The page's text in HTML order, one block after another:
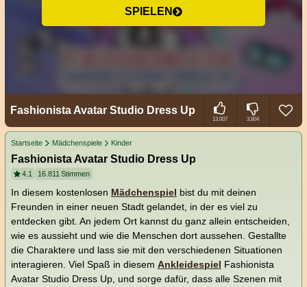
SPIELEN
Fashionista Avatar Studio Dress Up
13.007 3.804
Startseite Mädchenspiele Kinder
Fashionista Avatar Studio Dress Up
4.1 16.811Stimmen
In diesem kostenlosen Mädchenspiel bist du mit deinen
Freunden in einer neuen Stadt gelandet, in der es viel zu
entdecken gibt. An jedem Ort kannst du ganz allein entscheiden,
wie es aussieht und wie die Menschen dort aussehen. Gestallte
die Charaktere und lass sie mit den verschiedenen Situationen
interagieren. Viel Spaß in diesem Ankleidespiel Fashionista
Avatar Studio Dress Up, und sorge dafür, dass alle Szenen mit